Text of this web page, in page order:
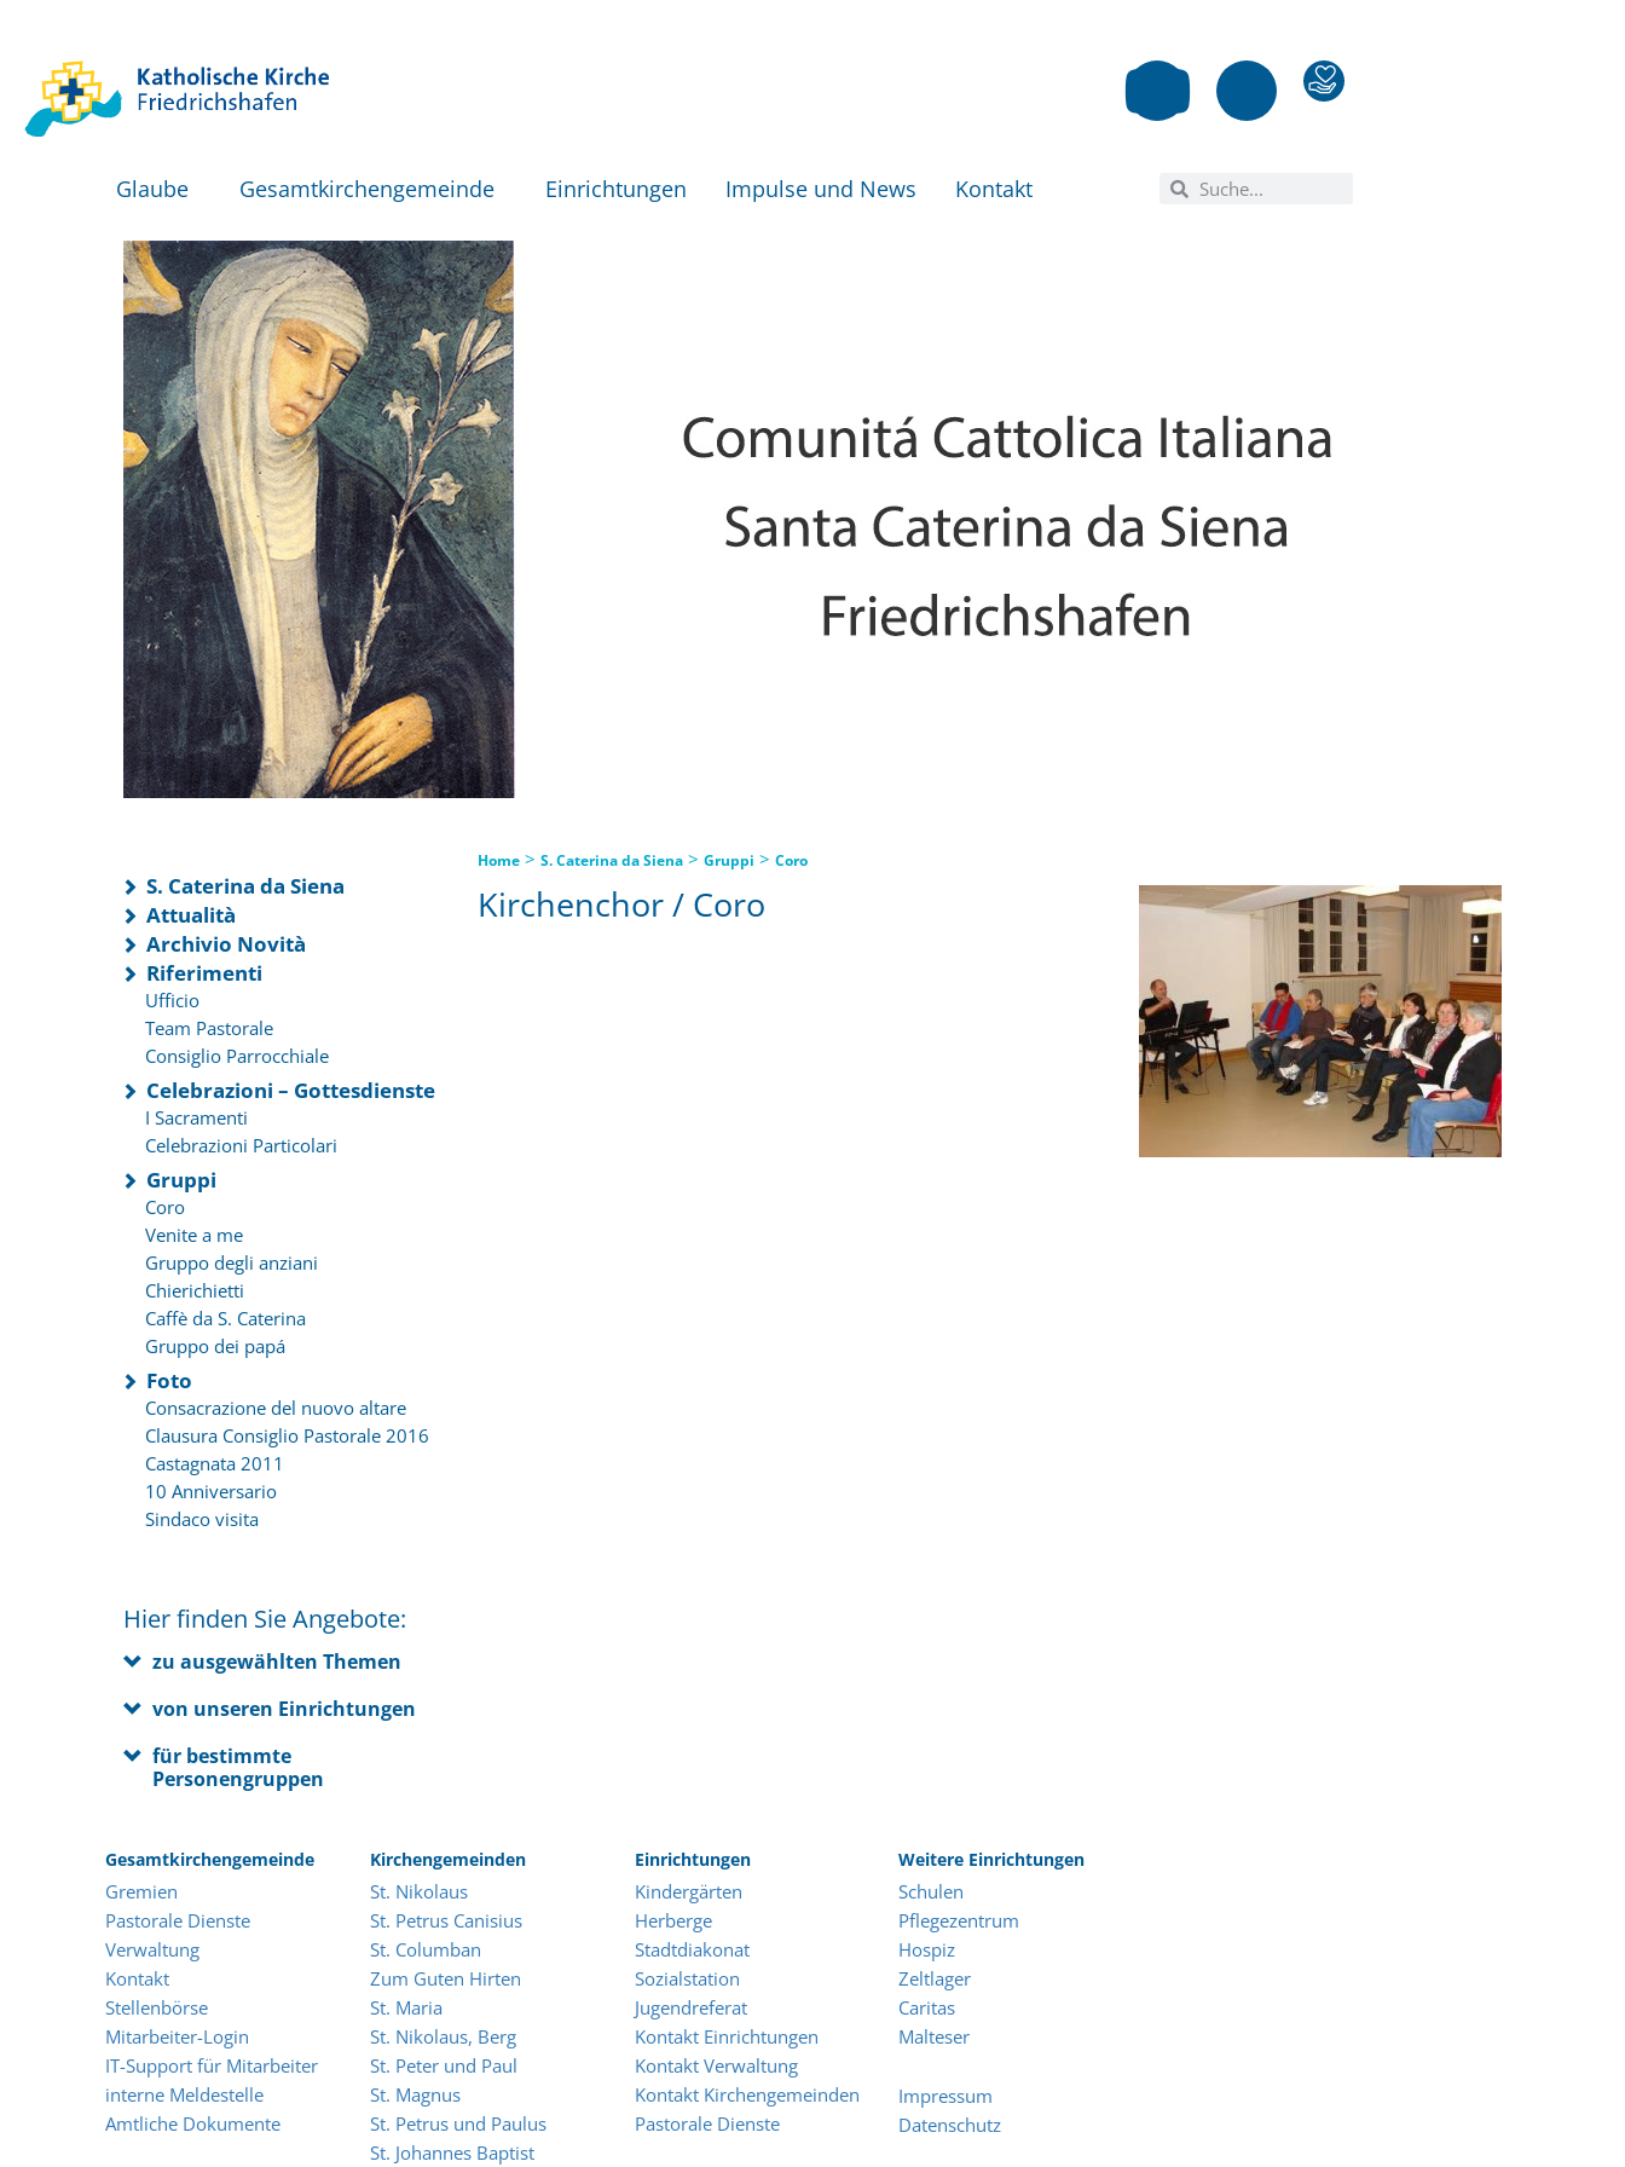
Glaube Gesamtkirchengemeinde Einrichtungen Impulse und News Kontakt
S. Caterina da Siena
Attualità
Archivio Novità
Riferimenti
Ufficio
Team Pastorale
Consiglio Parrocchiale
Celebrazioni – Gottesdienste
I Sacramenti
Celebrazioni Particolari
Gruppi
Coro
Venite a me
Gruppo degli anziani
Chierichietti
Caffè da S. Caterina
Gruppo dei papá
Foto
Consacrazione del nuovo altare
Clausura Consiglio Pastorale 2016
Castagnata 2011
10 Anniversario
Sindaco visita
Hier finden Sie Angebote:
zu ausgewählten Themen
von unseren Einrichtungen
für bestimmte
Personengruppen
Home> S. Caterina da Siena> Gruppi > Coro
Kirchenchor / Coro
Gesamtkirchengemeinde
Gremien
Pastorale Dienste
Verwaltung
Kontakt
Stellenbörse
Mitarbeiter-Login
IT-Support für Mitarbeiter
interne Meldestelle
Amtliche Dokumente
Kirchengemeinden
St. Nikolaus
St. Petrus Canisius
St. Columban
Zum Guten Hirten
St. Maria
St. Nikolaus, Berg
St. Peter und Paul
St. Magnus
St. Petrus und Paulus
St. Johannes Baptist
Einrichtungen
Kindergärten
Herberge
Stadtdiakonat
Sozialstation
Jugendreferat
Kontakt Einrichtungen
Kontakt Verwaltung
Kontakt Kirchengemeinden
Pastorale Dienste
Weitere Einrichtungen
Schulen
Pflegezentrum
Hospiz
Zeltlager
Caritas
Malteser
Impressum
Datenschutz